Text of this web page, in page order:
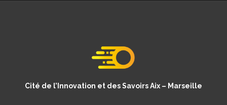
Cité de l’Innovation et des Savoirs Aix – Marseille